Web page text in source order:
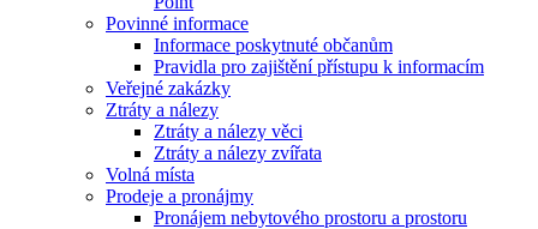
Povinné informace
Informace poskytnuté občanům
Pravidla pro zajištění přístupu k informacím
Veřejné zakázky
Ztráty a nálezy
Ztráty a nálezy věci
Ztráty a nálezy zvířata
Volná místa
Prodeje a pronájmy
Pronájem nebytového prostoru a prostoru